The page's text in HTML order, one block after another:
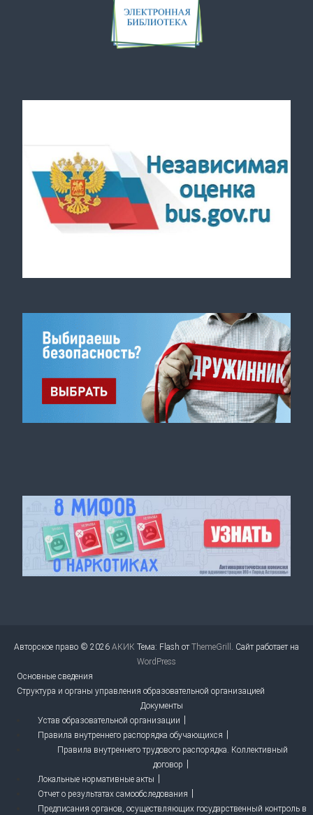
Авторское право © 2026 АКИК Тема: Flash отThemeGrill . Сайт работает на
WordPress
Основные сведения
Структура и органы управления образовательной организацией
Документы
Устав образовательной организации
Правила внутреннего распорядка обучающихся
Правила внутреннего трудового распорядка. Коллективный
договор
Локальные нормативные акты
Отчет о результатах самообследования
Предписания органов, осуществляющих государственный контроль в